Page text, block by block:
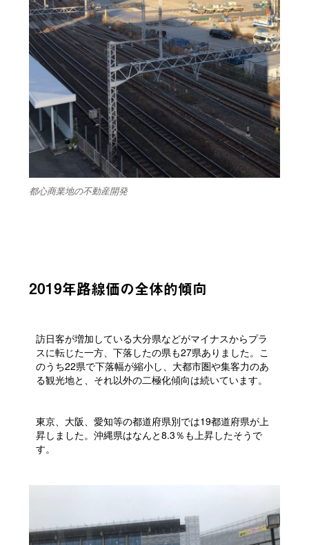
都心商業地の不動産開発
2019年路線価の全体的傾向
訪日客が増加している大分県などがマイナスからプラ
スに転じた一方、下落したの県も27県ありました。こ
のうち22県で下落幅が縮小し、大都市圏や集客力のあ
る観光地と、それ以外の二極化傾向は続いています。
東京、大阪、愛知等の都道府県別では19都道府県が上
昇しました。沖縄県はなんと8.3％も上昇したそうで
す。